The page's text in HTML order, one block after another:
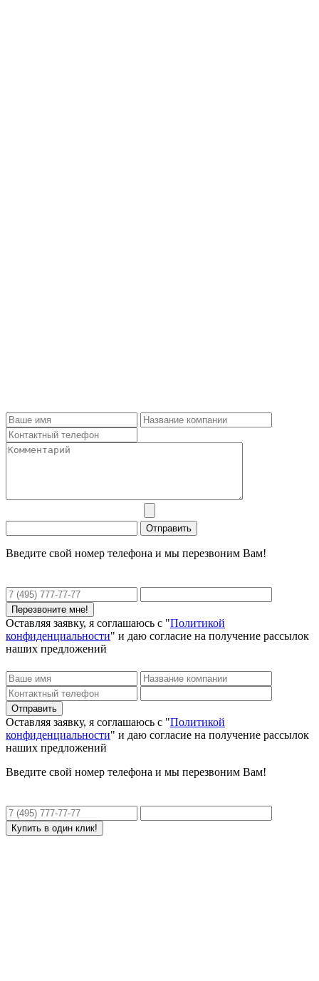
Введите свой номер телефона и мы перезвоним Вам!
Оставляя заявку, я соглашаюсь с "Политикой
конфиденциальности" и даю согласие на получение рассылок
наших предложений
Оставляя заявку, я соглашаюсь с "Политикой
конфиденциальности" и даю согласие на получение рассылок
наших предложений
Введите свой номер телефона и мы перезвоним Вам!